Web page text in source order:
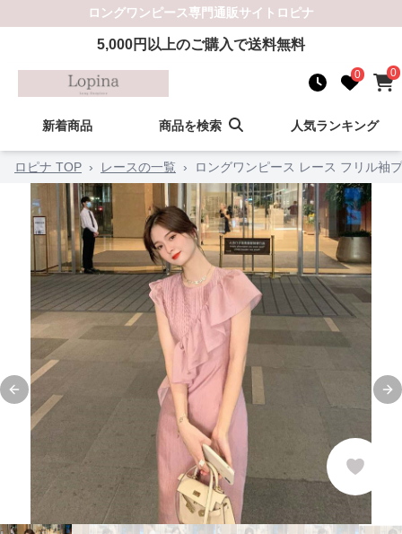
ロングワンピース専門通販サイト ロピナ
5,000円以上のご購入で送料無料
0 0
新着商品 商品を検索 人気ランキング
ロピナ TOP › レースの一覧 › ロングワンピース レース フリル袖
Previous slide